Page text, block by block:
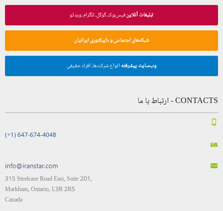
تبلیغات آنلاینفیس‌بوک، گوگل، تلگرام، ویدئو
شبکه‌های اجتماعی و دایرکتوری ایرانیان
وب‌سایت پیشرفته انواع شرکت‌ها، افراد حقیقی
CONTACTS - ارتباط با ما
(+1) 647-674-4048
315 Steelcase Road East, Suite 201,
Markham, Ontario, L3R 2R5
Canada